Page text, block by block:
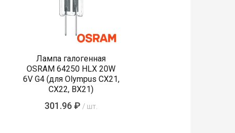
Лампа галогенная
OSRAM 64250 HLX 20W
6V G4 (для Olympus CX21,
CX22, BX21)
301.96 ₽ / шт.